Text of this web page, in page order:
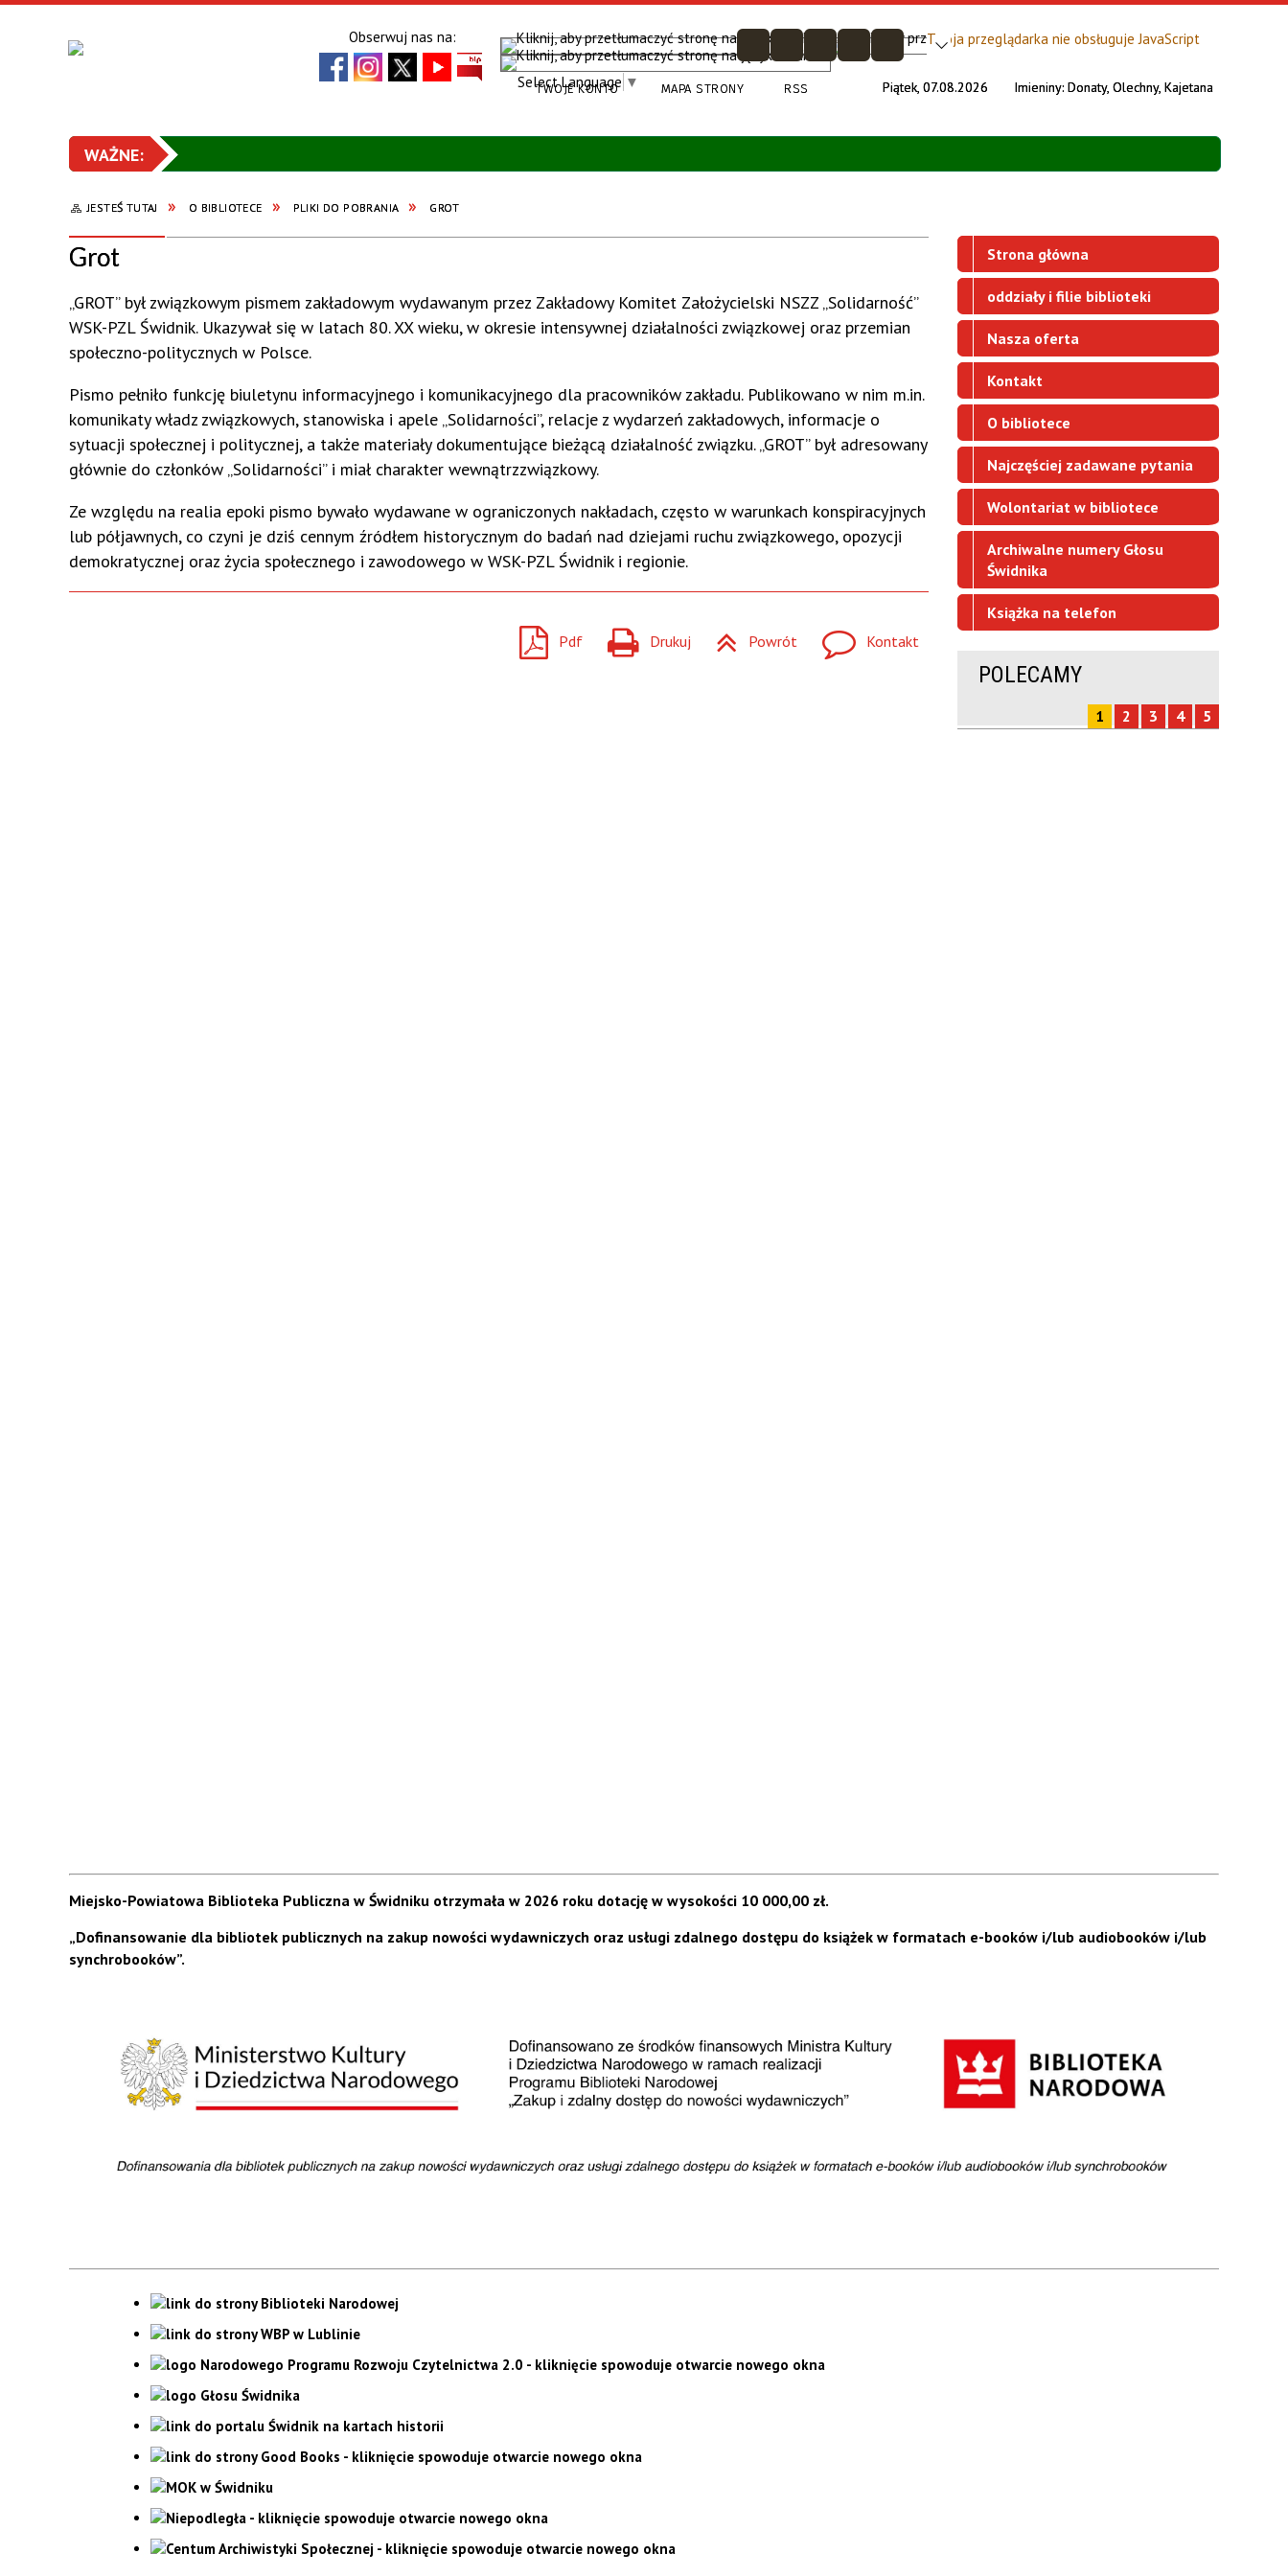
Obserwuj nas na:
Select Language ▼
Twoja przeglądarka nie obsługuje JavaScript
TWOJE KONTO MAPA STRONY RSS Piątek, 07.08.2026 Imieniny: Donaty, Olechny, Kajetana
JESTEŚ TUTAJ O BIBLIOTECE PLIKI DO POBRANIA GROT
Grot
„GROT” był związkowym pismem zakładowym wydawanym przez Zakładowy Komitet Założycielski NSZZ „Solidarność”
WSK-PZL Świdnik. Ukazywał się w latach 80. XX wieku, w okresie intensywnej działalności związkowej oraz przemian
społeczno-politycznych w Polsce.
Pismo pełniło funkcję biuletynu informacyjnego i komunikacyjnego dla pracowników zakładu. Publikowano w nim m.in.
komunikaty władz związkowych, stanowiska i apele „Solidarności”, relacje z wydarzeń zakładowych, informacje o
sytuacji społecznej i politycznej, a także materiały dokumentujące bieżącą działalność związku. „GROT” był adresowany
głównie do członków „Solidarności” i miał charakter wewnątrzzwiązkowy.
Ze względu na realia epoki pismo bywało wydawane w ograniczonych nakładach, często w warunkach konspiracyjnych
lub półjawnych, co czyni je dziś cennym źródłem historycznym do badań nad dziejami ruchu związkowego, opozycji
demokratycznej oraz życia społecznego i zawodowego w WSK-PZL Świdnik i regionie.
Pdf Drukuj Powrót Kontakt
Strona główna
oddziały i filie biblioteki
Nasza oferta
Kontakt
O bibliotece
Najczęściej zadawane pytania
Wolontariat w bibliotece
Archiwalne numery Głosu
Świdnika
Książka na telefon
POLECAMY
1 2 3 4 5
Miejsko-Powiatowa Biblioteka Publiczna w Świdniku otrzymała w 2026 roku dotację w wysokości 10 000,00 zł.
„Dofinansowanie dla bibliotek publicznych na zakup nowości wydawniczych oraz usługi zdalnego dostępu do książek w formatach e-booków i/lub audiobooków i/lub
synchrobooków”.